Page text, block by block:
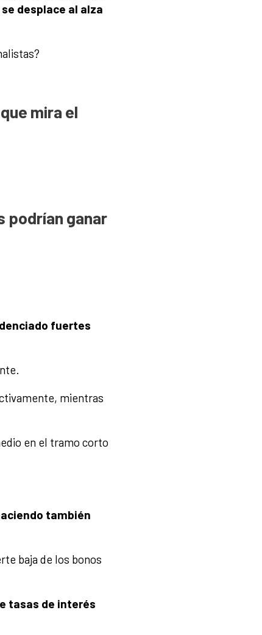
desplace al alza
mira el
podrían ganar
fuertes
mientras
en el tramo corto
también
baja de los bonos
tasas de interés